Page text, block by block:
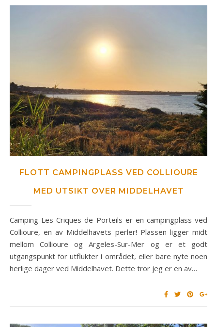
FLOTT CAMPINGPLASS VED COLLIOURE
MED UTSIKT OVER MIDDELHAVET
Camping Les Criques de Porteils er en campingplass ved
Collioure, en av Middelhavets perler! Plassen ligger midt
mellom Collioure og Argeles-Sur-Mer og er et godt
utgangspunkt for utflukter i området, eller bare nyte noen
herlige dager ved Middelhavet. Dette tror jeg er en av…